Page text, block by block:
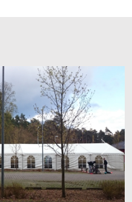
Weiter